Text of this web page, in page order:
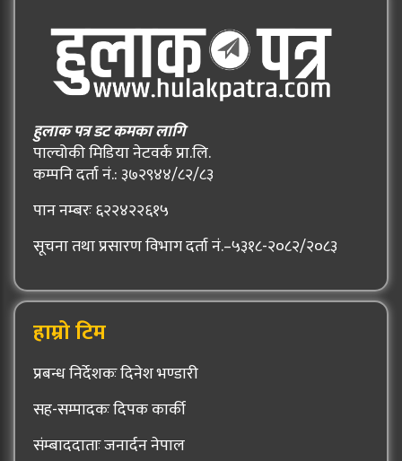
हुलाक पत्र डट कमका लागि
पाल्चोकी मिडिया नेटवर्क प्रा.लि.
कम्पनि दर्ता नं.: ३७२९४४/८२/८३
पान नम्बरः ६२२४२२६१५
सूचना तथा प्रसारण विभाग दर्ता नं.–५३१८-२०८२/२०८३
हाम्रो टिम
प्रबन्ध निर्देशकः दिनेश भण्डारी
सह-सम्पादकः दिपक कार्की
संम्बाददाताः जनार्दन नेपाल